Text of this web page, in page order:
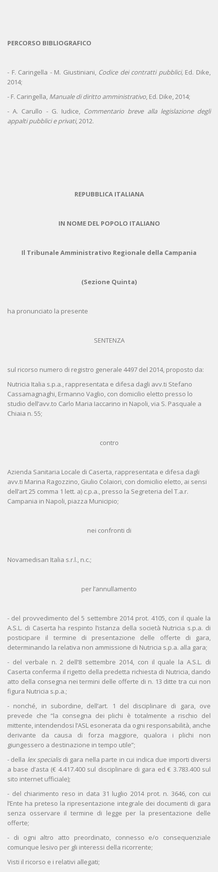
PERCORSO BIBLIOGRAFICO
- F. Caringella - M. Giustiniani, Codice dei contratti pubblici, Ed. Dike,
2014;
- F. Caringella, Manuale di diritto amministrativo, Ed. Dike, 2014;
- A. Carullo - G. Iudice, Commentario breve alla legislazione degli
appalti pubblici e privati, 2012.
REPUBBLICA ITALIANA
IN NOME DEL POPOLO ITALIANO
Il Tribunale Amministrativo Regionale della Campania
(Sezione Quinta)
ha pronunciato la presente
SENTENZA
sul ricorso numero di registro generale 4497 del 2014, proposto da:
Nutricia Italia s.p.a., rappresentata e difesa dagli avv.ti Stefano
Cassamagnaghi, Ermanno Vaglio, con domicilio eletto presso lo
studio dell’avv.to Carlo Maria Iaccarino in Napoli, via S. Pasquale a
Chiaia n. 55;
contro
Azienda Sanitaria Locale di Caserta, rappresentata e difesa dagli
avv.ti Marina Ragozzino, Giulio Colaiori, con domicilio eletto, ai sensi
dell’art 25 comma 1 lett. a) c.p.a., presso la Segreteria del T.a.r.
Campania in Napoli, piazza Municipio;
nei confronti di
Novamedisan Italia s.r.l., n.c.;
per l’annullamento
- del provvedimento del 5 settembre 2014 prot. 4105, con il quale la
A.S.L. di Caserta ha respinto l’istanza della società Nutricia s.p.a. di
posticipare il termine di presentazione delle offerte di gara,
determinando la relativa non ammissione di Nutricia s.p.a. alla gara;
- del verbale n. 2 dell’8 settembre 2014, con il quale la A.S.L. di
Caserta conferma il rigetto della predetta richiesta di Nutricia, dando
atto della consegna nei termini delle offerte di n. 13 ditte tra cui non
figura Nutricia s.p.a.;
- nonché, in subordine, dell’art. 1 del disciplinare di gara, ove
prevede che “la consegna dei plichi è totalmente a rischio del
mittente, intendendosi l’ASL esonerata da ogni responsabilità, anche
derivante da causa di forza maggiore, qualora i plichi non
giungessero a destinazione in tempo utile”;
- della lex specialisdi gara nella parte in cui indica due importi diversi
a base d’asta (€ 4.417.400 sul disciplinare di gara ed € 3.783.400 sul
sito internet ufficiale);
- del chiarimento reso in data 31 luglio 2014 prot. n. 3646, con cui
l’Ente ha preteso la ripresentazione integrale dei documenti di gara
senza osservare il termine di legge per la presentazione delle
offerte;
- di ogni altro atto preordinato, connesso e/o consequenziale
comunque lesivo per gli interessi della ricorrente;
Visti il ricorso e i relativi allegati;